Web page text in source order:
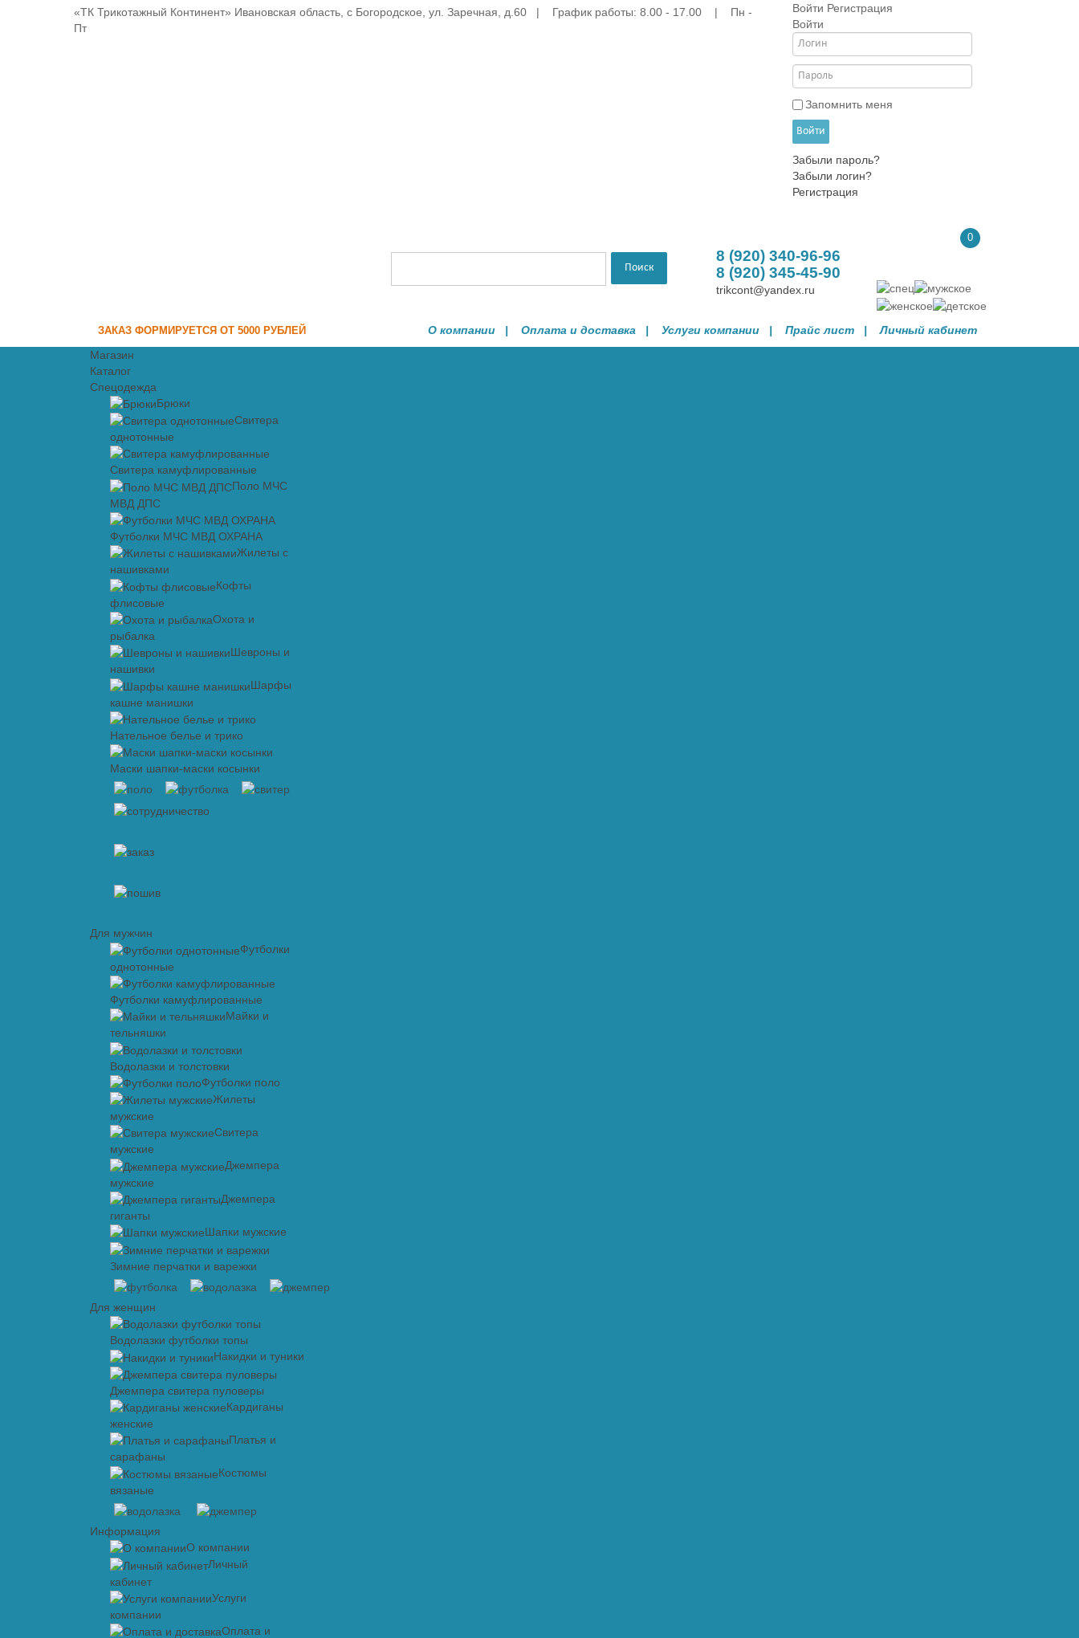
«ТК Трикотажный Континент» Ивановская область, с Богородское, ул. Заречная, д.60 | График работы: 8.00 - 17.00 | Пн -
Пт
Войти Регистрация
Войти
Запомнить меня
Войти
Забыли пароль?
Забыли логин?
Регистрация
8 (920) 340-96-96
8 (920) 345-45-90
trikcont@yandex.ru
0
ЗАКАЗ ФОРМИРУЕТСЯ ОТ 5000 РУБЛЕЙ О компании | Оплата и доставка | Услуги компании | Прайс лист |Личный кабинет
Магазин
Каталог
Спецодежда
Брюки
Свитера
однотонные
Свитера камуфлированные
Поло МЧС
МВД ДПС
Футболки МЧС МВД ОХРАНА
Жилеты с
нашивками
Кофты
флисовые
Охота и
рыбалка
Шевроны и
нашивки
Шарфы
кашне манишки
Нательное белье и трико
Маски шапки-маски косынки
Для мужчин
Футболки
однотонные
Футболки камуфлированные
Майки и
тельняшки
Водолазки и толстовки
Футболки поло
Жилеты
мужские
Свитера
мужские
Джемпера
мужские
Джемпера
гиганты
Шапки мужские
Зимние перчатки и варежки
Для женщин
Водолазки футболки топы
Накидки и туники
Джемпера свитера пуловеры
Кардиганы
женские
Платья и
сарафаны
Костюмы
вязаные
Информация
О компании
Личный
кабинет
Услуги
компании
Оплата и